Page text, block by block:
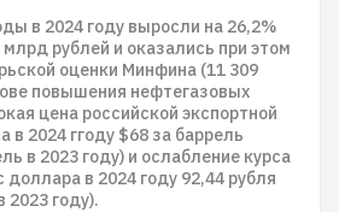
в 2024 году выросли на 26,2%
млрд рублей и оказались при этом
оценки Минфина (11 309
повышения нефтегазовых
цена российской экспортной
в 2024 ггоду $68 за баррель
в 2023 году) и ослабление курса
доллара в 2024 году 92,44 рубля
2023 году).